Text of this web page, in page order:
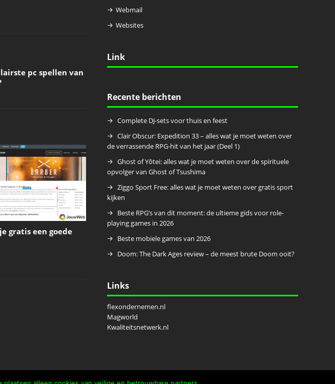
pc spellen van
gratis een goede
Webmail
Websites
Link
Recente berichten
Complete DJ-sets voor thuis en feest
Clair Obscur: Expedition 33 – alles wat je moet weten over
de verrassende RPG-hit van het jaar (Deel 1)
Ghost of Yōtei: alles wat je moet weten over de spirituele
opvolger van Ghost of Tsushima
Ziggo Sport Free: alles wat je moet weten over gratis sport
kijken
Beste RPG’s van dit moment: de ultieme gids voor role-
playing games in 2026
Beste mobiele games van 2026
Doom: The Dark Ages review – de meest brute Doom ooit?
Links
flexondernemen.nl
Magworld
Kwaliteitsnetwerk.nl